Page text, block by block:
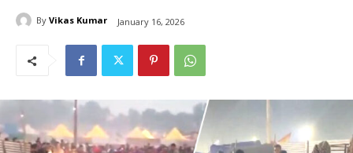
By Vikas Kumar January 16, 2026